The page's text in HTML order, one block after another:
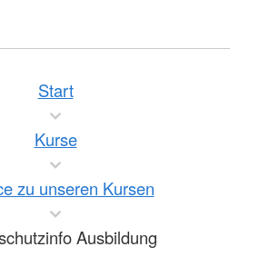
Start
Kurse
zu unseren Kursen
Ausbildung